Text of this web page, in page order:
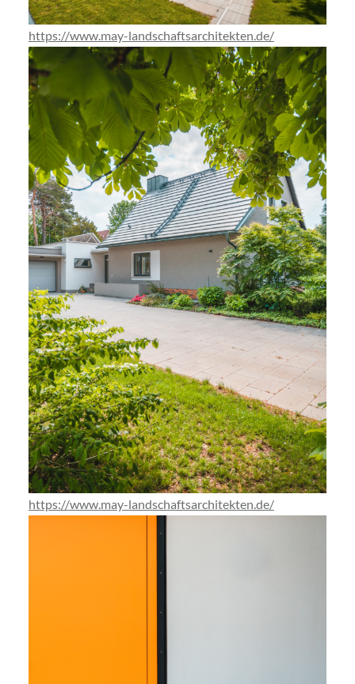
https://www.may-landschaftsarchitekten.de/
https://www.may-landschaftsarchitekten.de/